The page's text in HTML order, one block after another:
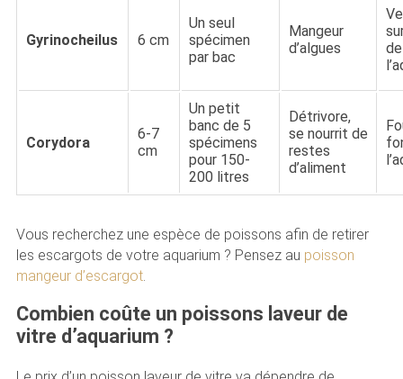
Gyrinocheilus 6 cm
Un seul
spécimen
par bac
Mangeur
d’algues
de
Corydora
6-7
cm
Un petit
banc de 5
spécimens
pour 150-
200 litres
Détrivore,
se nourrit de
restes
d’aliment
Vous recherchez une espèce de poissons afin de retirer
les escargots de votre aquarium ? Pensez au poisson
mangeur d’escargot.
Combien coûte un poissons laveur de
vitre d’aquarium ?